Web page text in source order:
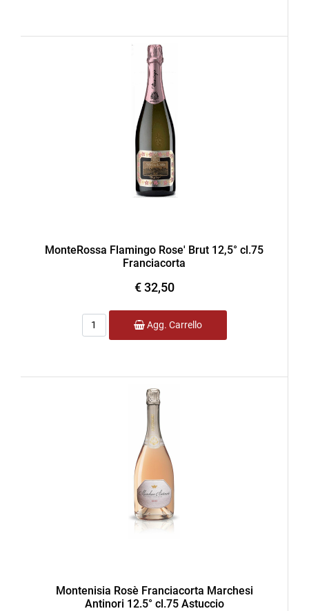
MonteRossa Flamingo Rose' Brut 12,5° cl.75
Franciacorta
€ 32,50
Quantità
Agg. Carrello
Montenisia Rosè Franciacorta Marchesi
Antinori 12.5° cl.75 Astuccio